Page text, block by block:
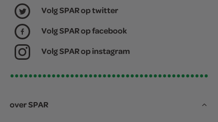
Volg SPAR op twitter
Volg SPAR op facebook
Volg SPAR op instagram
over SPAR